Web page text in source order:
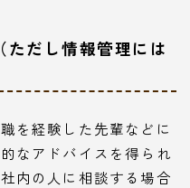
だし情報管理には
を経験した先輩などに
なアドバイスを得られ
内の人に相談する場合